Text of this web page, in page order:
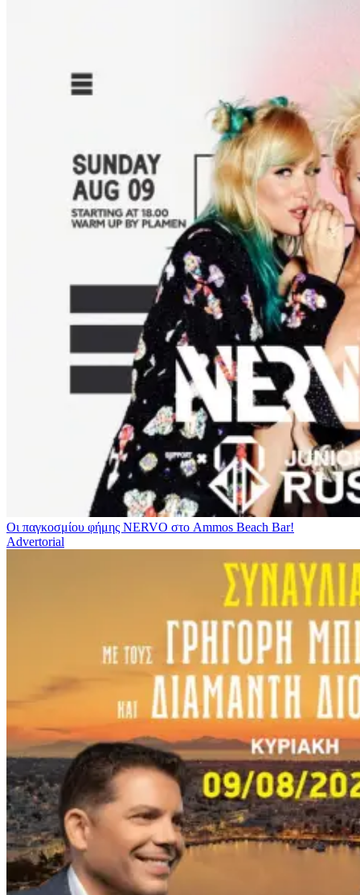
Οι παγκοσμίου φήμης NERVO στο Ammos Beach Bar!
Advertorial